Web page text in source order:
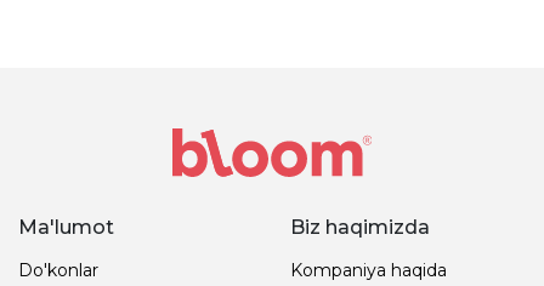
Ma'lumot
Do'konlar
Biz haqimizda
Kompaniya haqida